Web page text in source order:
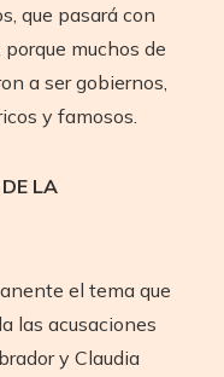
que pasará con
muchos de
a ser gobiernos,
y famosos.
LA
el tema que
las acusaciones
y Claudia